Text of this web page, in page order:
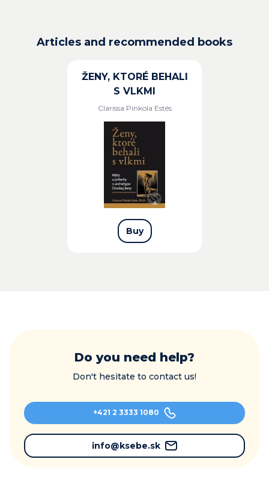
Articles and recommended books
ŽENY, KTORÉ BEHALI
S VLKMI
Clarissa Pinkola Estés
Buy
Do you need help?
Don't hesitate to contact us!
+421 2 3333 1080
info@ksebe.sk